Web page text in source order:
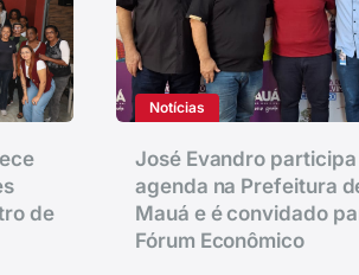
de
Notícias
José Evandro
agenda na Prefeitura
Mauá e é convidado
Fórum Econômico